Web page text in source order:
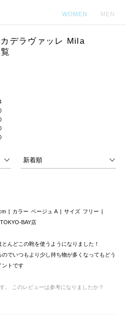
WOMEN MEN
デラヴァッレ Mila
カラー ベージュ A サイズ フリー
BAY店
んどこの鞄を使うようになりました！
でいつもより少し持ち物が多くなってもどう
ントです
。
このレビューは参考になりましたか？